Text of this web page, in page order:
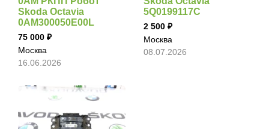
Skoda Octavia
0AM300050E00L
75 000
Москва
16.06.2026
5Q0199117C
2 500
Москва
08.07.2026